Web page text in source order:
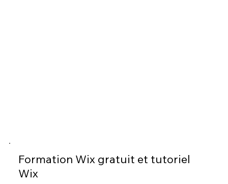
Formation Wix gratuit et tutoriel
Wix